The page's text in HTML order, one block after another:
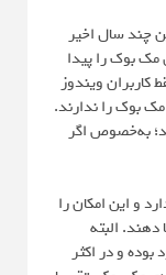
چند سال اخیر
مک بوک را پیدا
کاربران ویندوز
بوک را ندارند.
به‌خصوص اگر
و این امکان را
دهند. البته
بوده و در اکثر